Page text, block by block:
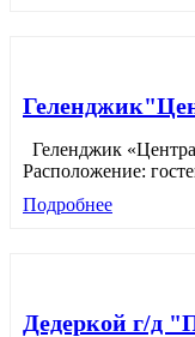
Геленджик
Расположение:
Подробнее
Дедеркой г/д